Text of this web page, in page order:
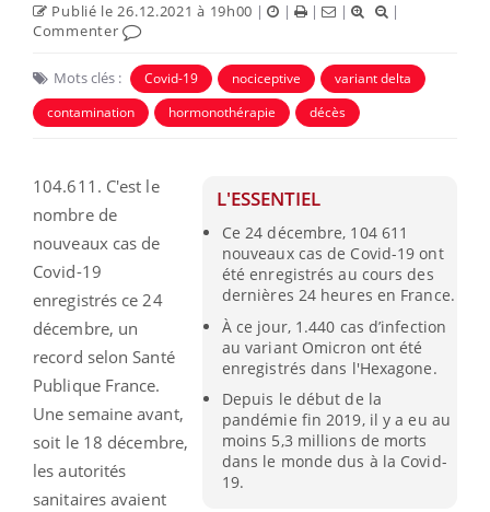
Publié le 26.12.2021 à 19h00 | | | |
|
Commenter
Mots clés : Covid-19 nociceptive
variant delta
contamination
hormonothérapie décès
L'ESSENTIEL
Ce 24 décembre, 104 611
nouveaux cas de Covid-19 ont
été enregistrés au cours des
dernières 24 heures en France.
À ce jour, 1.440 cas d’infection
au variant Omicron ont été
enregistrés dans l'Hexagone.
Depuis le début de la
pandémie fin 2019, il y a eu au
moins 5,3 millions de morts
dans le monde dus à la Covid-
19.
104.611. C'est le
nombre de
nouveaux cas de
Covid-19
enregistrés ce 24
décembre, un
record selon Santé
Publique France.
Une semaine avant,
soit le 18 décembre,
les autorités
sanitaires avaient